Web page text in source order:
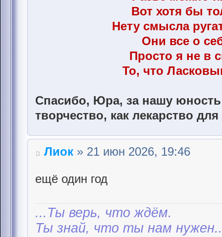
Вот хотя бы
Нету смысла
Они все о
Просто я не в
То, что
Спасибо, Юра, за нашу юность
творчество, как лекарство
Лиок » 21 июн 2026, 19:46
ещё один год
...Ты верь, что ждём.
Ты знай, что ты нам